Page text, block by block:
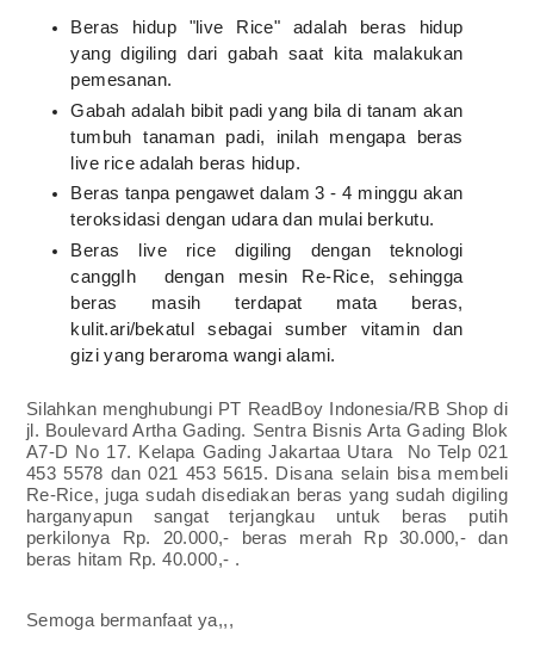
Beras hidup "live Rice" adalah beras hidup
yang digiling dari gabah saat kita malakukan
pemesanan.
Gabah adalah bibit padi yang bila di tanam akan
tumbuh tanaman padi, inilah mengapa beras
live rice adalah beras hidup.
Beras tanpa pengawet dalam 3 - 4 minggu akan
teroksidasi dengan udara dan mulai berkutu.
Beras live rice digiling dengan teknologi
canggIh dengan mesin Re-Rice, sehingga
beras masih terdapat mata beras,
kulit.ari/bekatul sebagai sumber vitamin dan
gizi yang beraroma wangi alami.
Silahkan menghubungi PT ReadBoy Indonesia/RB Shop di
jl. Boulevard Artha Gading. Sentra Bisnis Arta Gading Blok
A7-D No 17. Kelapa Gading Jakartaa Utara No Telp 021
453 5578 dan 021 453 5615. Disana selain bisa membeli
Re-Rice, juga sudah disediakan beras yang sudah digiling
harganyapun sangat terjangkau untuk beras putih
perkilonya Rp. 20.000,- beras merah Rp 30.000,- dan
beras hitam Rp. 40.000,- .
Semoga bermanfaat ya,,,